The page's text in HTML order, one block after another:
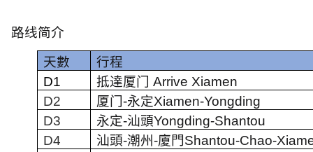
路线简介
天數
行程
D1
抵達厦门 Arrive Xiamen
D2
厦门-永定Xiamen-Yongding
D3
永定-汕頭Yongding-Shantou
D4
汕頭-潮州-廈門Shantou-Chao-